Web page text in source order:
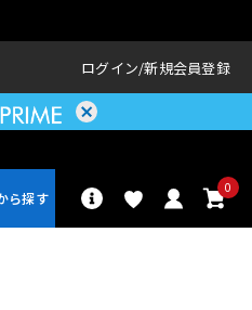
ログイン 新規会員登録
0